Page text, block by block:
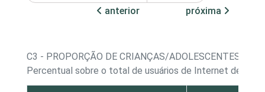
anterior
próxima
C3 - PROPORÇÃO DE CRIANÇAS/ADOLESCENTES,
Percentual sobre o total de usuários de Internet de 9 a